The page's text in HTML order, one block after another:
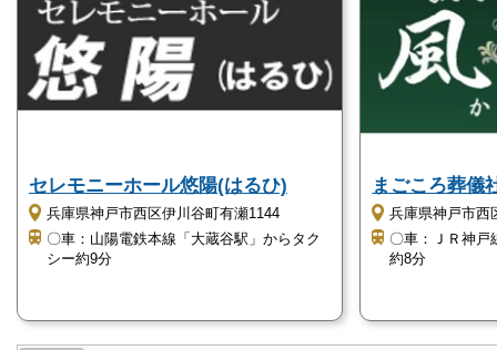
アップされ、プラン内に含まれているので安心です。
セレモニーホール悠陽を運営する葬儀会社は明石市・
神戸市に密着して葬儀をサポートしています。
セレモニーホール悠陽のみを運営し、地元の方に多く
地域の風習や慣習に則った葬儀も滞りなく執り行えま
す。
セレモニーホール悠陽(はるひ)
兵庫県神戸市西区伊川谷町有瀬1144
〇車：山陽電鉄本線「大蔵谷駅」からタク
シー約9分
まごころ葬儀
兵庫県神戸市西
〇車：ＪＲ神戸
約8分